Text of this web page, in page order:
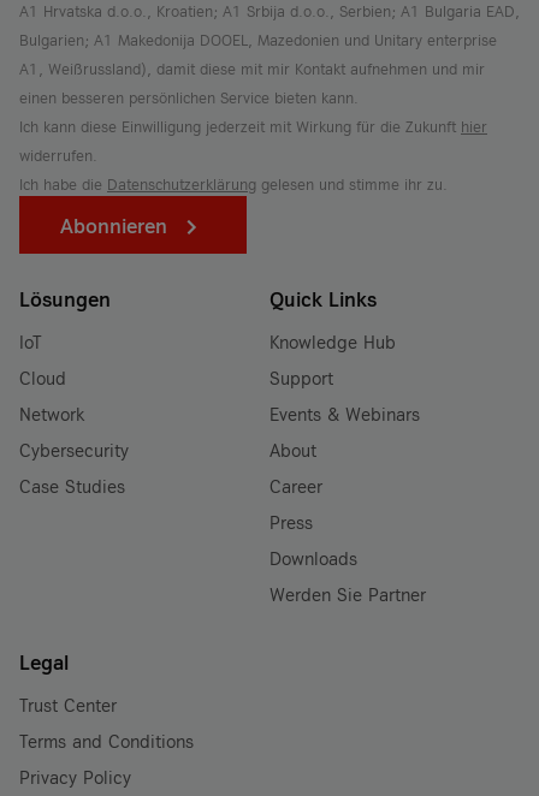
A1 Hrvatska d.o.o., Kroatien; A1 Srbija d.o.o., Serbien; A1 Bulgaria EAD,
Bulgarien; A1 Makedonija DOOEL, Mazedonien und Unitary enterprise
A1, Weißrussland), damit diese mit mir Kontakt aufnehmen und mir
einen besseren persönlichen Service bieten kann.
Ich kann diese Einwilligung jederzeit mit Wirkung für die Zukunft hier
widerrufen.
Ich habe die Datenschutzerklärung gelesen und stimme ihr zu.
Abonnieren
Lösungen
IoT
Cloud
Network
Cybersecurity
Case Studies
Quick Links
Knowledge Hub
Support
Events & Webinars
About
Career
Press
Downloads
Werden Sie Partner
Legal
Trust Center
Terms and Conditions
Privacy Policy